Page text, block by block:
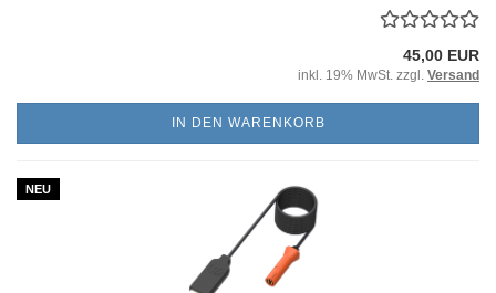
45,00 EUR
inkl. 19% MwSt. zzgl. Versand
IN DEN WARENKORB
NEU